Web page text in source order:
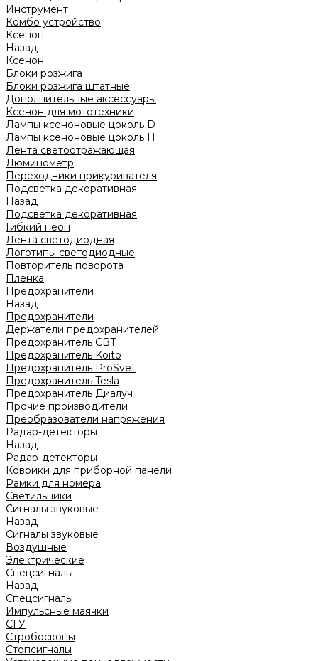
Инструмент
Комбо устройство
Ксенон
Назад
Ксенон
Блоки розжига
Блоки розжига штатные
Дополнительные аксессуары
Ксенон для мототехники
Лампы ксеноновые цоколь D
Лампы ксеноновые цоколь H
Лента светоотражающая
Люминометр
Переходники прикуривателя
Подсветка декоративная
Назад
Подсветка декоративная
Гибкий неон
Лента светодиодная
Логотипы светодиодные
Повторитель поворота
Пленка
Предохранители
Назад
Предохранители
Держатели предохранителей
Предохранитель CBT
Предохранитель Koito
Предохранитель ProSvet
Предохранитель Tesla
Предохранитель Диалуч
Прочие производители
Преобразователи напряжения
Радар-детекторы
Назад
Радар-детекторы
Коврики для приборной панели
Рамки для номера
Светильники
Сигналы звуковые
Назад
Сигналы звуковые
Воздушные
Электрические
Спецсигналы
Назад
Спецсигналы
Импульсные маячки
СГУ
Стробоскопы
Стопсигналы